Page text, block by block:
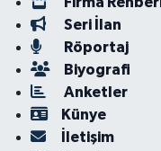
Seri İlan
Röportaj
Biyografi
Anketler
Künye
İletişim